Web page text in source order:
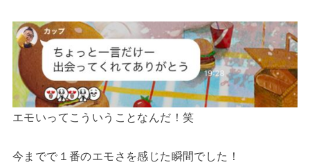
エモいってこういうことなんだ！笑
今までで１番のエモさを感じた瞬間でした！